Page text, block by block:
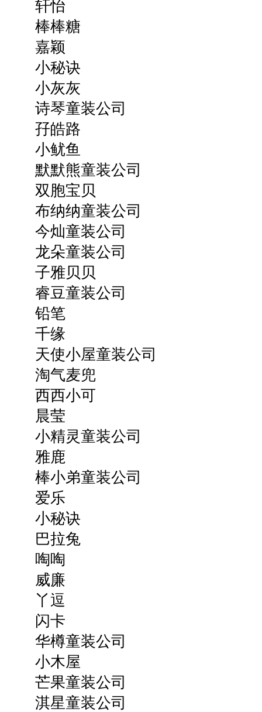
轩怡
棒棒糖
嘉颖
小秘诀
小灰灰
诗琴童装公司
孖皓路
小鱿鱼
默默熊童装公司
双胞宝贝
布纳纳童装公司
今灿童装公司
龙朵童装公司
子雅贝贝
睿豆童装公司
铅笔
千缘
天使小屋童装公司
淘气麦兜
西西小可
晨莹
小精灵童装公司
雅鹿
棒小弟童装公司
爱乐
小秘诀
巴拉兔
啕啕
威廉
丫逗
闪卡
华樽童装公司
小木屋
芒果童装公司
淇星童装公司